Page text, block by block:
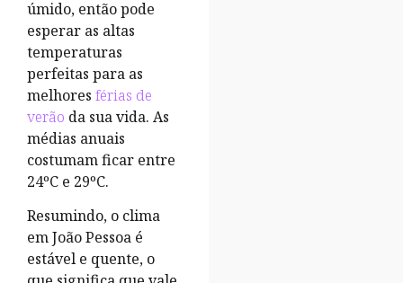
úmido, então pode
esperar as altas
temperaturas
perfeitas para as
melhores férias de
verão da sua vida. As
médias anuais
costumam ficar entre
24ºC e 29ºC.
Resumindo, o clima
em João Pessoa é
estável e quente, o